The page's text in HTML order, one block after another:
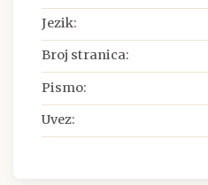
Jezik:
Broj stranica:
Pismo:
Uvez: